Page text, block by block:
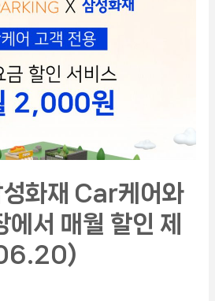
화재 Car케어와
서 매월 할인 제